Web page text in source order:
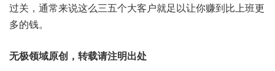
过关，通常来说这么三五个大客户就足以让你赚到比上班更
多的钱。
无极领域原创，转载请注明出处